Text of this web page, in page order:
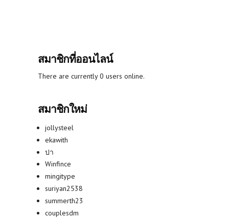
สมาชิกที่ออนไลน์
There are currently 0 users online.
สมาชิกใหม่
jollysteel
ekawith
ปา
Winfince
mingitype
suriyan2538
summerth23
couplesdm